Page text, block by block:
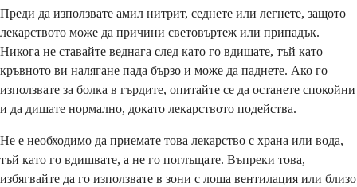
Преди да използвате амил нитрит, седнете или легнете, защото
лекарството може да причини световъртеж или припадък.
Никога не ставайте веднага след като го вдишате, тъй като
кръвното ви налягане пада бързо и може да паднете. Ако го
използвате за болка в гърдите, опитайте се да останете спокойни
и да дишате нормално, докато лекарството подейства.
Не е необходимо да приемате това лекарство с храна или вода,
тъй като го вдишвате, а не го поглъщате. Въпреки това,
избягвайте да го използвате в зони с лоша вентилация или близо